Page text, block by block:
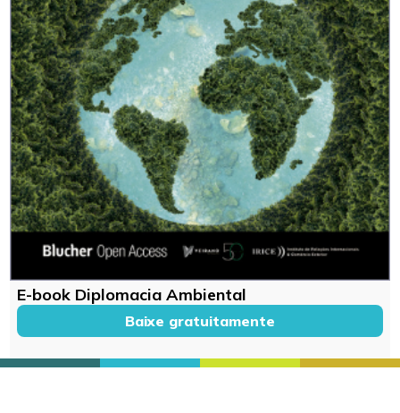
E-book Diplomacia Ambiental
Baixe gratuitamente